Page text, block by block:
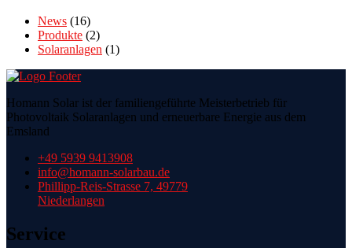
News (16)
Produkte (2)
Solaranlagen (1)
Homann Solar ist der familiengeführte Meisterbetrieb für
Photovoltaik Solaranlagen und erneuerbare Energie aus dem
Emsland
+49 5939 9413908
info@homann-solarbau.de
Phillipp-Reis-Strasse 7, 49779
Niederlangen
Service